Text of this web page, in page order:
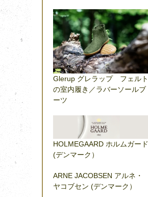
Glerup グレラップ フェルト
の室内履き／ラバーソールブ
ーツ
HOLMEGAARD ホルムガード
(デンマーク）
ARNE JACOBSEN アルネ・
ヤコブセン (デンマーク）